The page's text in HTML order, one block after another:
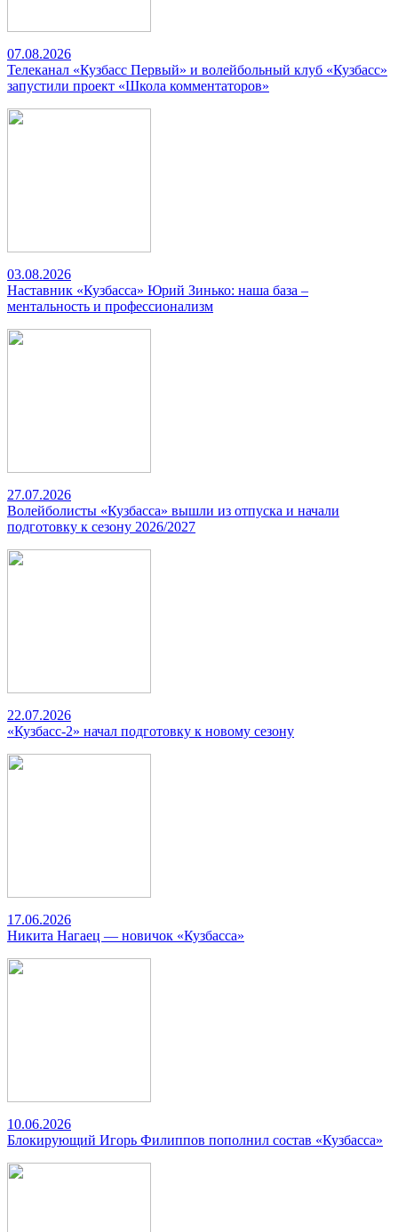
07.08.2026
Телеканал «Кузбасс Первый» и волейбольный клуб «Кузбасс»
запустили проект «Школа комментаторов»
03.08.2026
Наставник «Кузбасса» Юрий Зинько: наша база –
ментальность и профессионализм
27.07.2026
Волейболисты «Кузбасса» вышли из отпуска и начали
подготовку к сезону 2026/2027
22.07.2026
«Кузбасс-2» начал подготовку к новому сезону
17.06.2026
Никита Нагаец — новичок «Кузбасса»
10.06.2026
Блокирующий Игорь Филиппов пополнил состав «Кузбасса»